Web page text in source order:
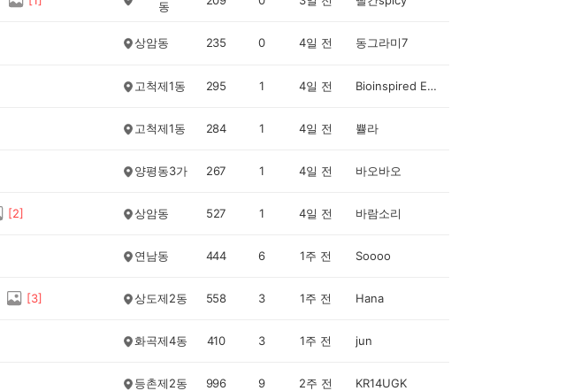
동
상암동 235 0 4일 전 동그라미7
고척제1동 295 1 4일 전 Bioinspired Engineer
고척제1동 284 1 4일 전 쁄라
양평동3가 267 1 4일 전 바오바오
[2] 상암동 527 1 4일 전 바람소리
연남동 444 6 1주 전 Soooo
[3] 상도제2동 558 3 1주 전 Hana
화곡제4동 410 3 1주 전 jun
등촌제2동 996 9 2주 전 KR14UGK